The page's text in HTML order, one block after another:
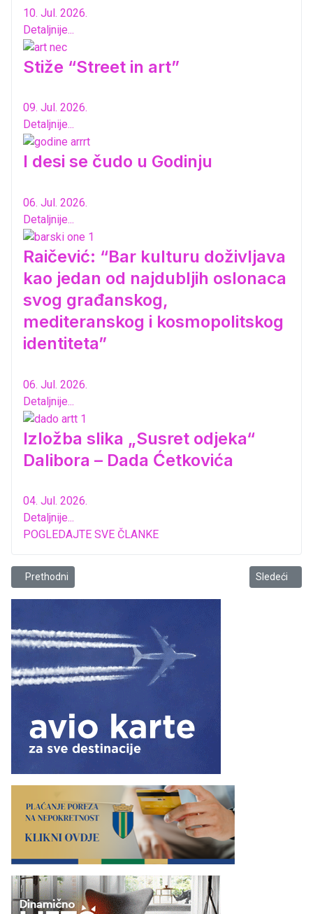
10. Jul. 2026.
Detaljnije...
Stiže “Street in art”
09. Jul. 2026.
Detaljnije...
I desi se čudo u Godinju
06. Jul. 2026.
Detaljnije...
Raičević: “Bar kulturu doživljava
kao jedan od najdubljih oslonaca
svog građanskog,
mediteranskog i kosmopolitskog
identiteta”
06. Jul. 2026.
Detaljnije...
Izložba slika „Susret odjeka“
Dalibora – Dada Ćetkovića
04. Jul. 2026.
Detaljnije...
POGLEDAJTE SVE ČLANKE
Prethodni članak: Dodijeljeno priznanje „Božidar Filipović Fićo“
Prethodni Sledeći
Sledeći